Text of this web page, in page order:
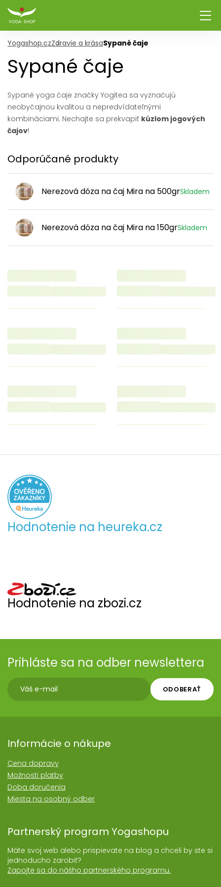
Yogashop.czZdravie a krásaSypané čaje
Sypané čaje
Sypané yoga čaje značky Yogitea sa vyznačujú
neobyčajnou kvalitou a nepredvídateľnými
kombináciami. Nechajte sa prekvapiť kúzlom jogových
čajov!
Odporúčané produkty
Nerezová dóza na čaj Mira na 500grSkladem
Nerezová dóza na čaj Mira na 150grSkladem
Hodnotenie na heureka.cz
Hodnotenie na zbozi.cz
Prihláste sa na odber newslettera
ODOBERAŤ
Informácie o nákupe
Cena dopravy
Možnosti platby
Doba doručenia
Miesta na osobný odber
Partnerský program Yogashopu
Máte svoj web alebo prispievate na blog a chceli by ste si
jednoducho zarobiť?
Zapojte sa do nášho partnerského programu.